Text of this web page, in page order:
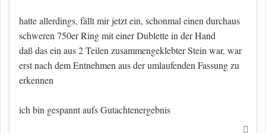
hatte allerdings, fällt mir jetzt ein, schonmal einen durchaus
schweren 750er Ring mit einer Dublette in der Hand
daß das ein aus 2 Teilen zusammengeklebter Stein war, war
erst nach dem Entnehmen aus der umlaufenden Fassung zu
erkennen
ich bin gespannt aufs Gutachtenergebnis